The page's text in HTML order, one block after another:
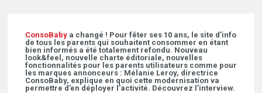
ConsoBaby a changé ! Pour fêter ses 10 ans, le site d’info
de tous les parents qui souhaitent consommer en étant
bien informés a été totalement refondu. Nouveau
look&feel, nouvelle charte éditoriale, nouvelles
fonctionnalités pour les parents utilisateurs comme pour
les marques annonceurs : Mélanie Leroy, directrice
ConsoBaby, explique en quoi cette modernisation va
permettre d’en déployer l’activité. Découvrez l’interview.